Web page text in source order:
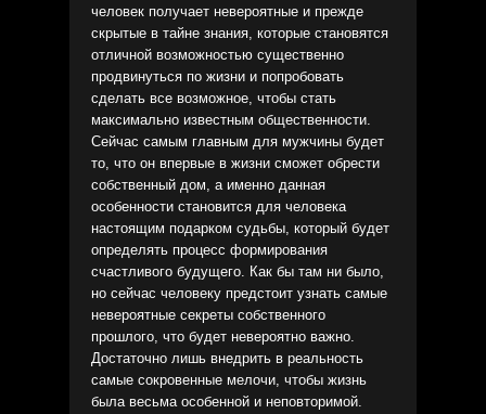
человек получает невероятные и прежде
скрытые в тайне знания, которые становятся
отличной возможностью существенно
продвинуться по жизни и попробовать
сделать все возможное, чтобы стать
максимально известным общественности.
Сейчас самым главным для мужчины будет
то, что он впервые в жизни сможет обрести
собственный дом, а именно данная
особенности становится для человека
настоящим подарком судьбы, который будет
определять процесс формирования
счастливого будущего. Как бы там ни было,
но сейчас человеку предстоит узнать самые
невероятные секреты собственного
прошлого, что будет невероятно важно.
Достаточно лишь внедрить в реальность
самые сокровенные мелочи, чтобы жизнь
была весьма особенной и неповторимой.